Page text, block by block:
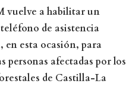
vuelve a habilitar un
de asistencia
en esta ocasión, para
personas afectadas por los
de Castilla-La